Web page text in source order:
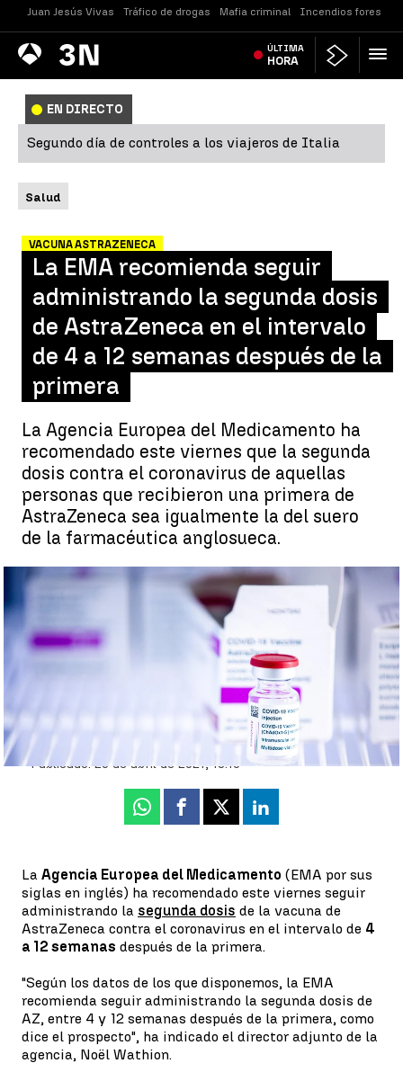
Juan Jesús Vivas Tráfico de drogas Mafia criminal Incendios
Antena
3 Noticias ÚLTIMA
HORA
EN DIRECTO
Segundo día de controles a los viajeros de Italia
Salud
VACUNA ASTRAZENECA
La EMA recomienda seguir
administrando la segunda dosis
de AstraZeneca en el intervalo
de 4 a 12 semanas después de la
primera
La Agencia Europea del Medicamento ha
recomendado este viernes que la segunda
dosis contra el coronavirus de aquellas
personas que recibieron una primera de
AstraZeneca sea igualmente la del suero
de la farmacéutica anglosueca.
La EMA recomienda seguir administrando la segunda dosis de
AstraZeneca en el intervalo de 4 a 12 semanas después de la
primera |
Actualizado:
23 de abril de 2021, 21:24
Publicado:23 de abril de 2021, 16:10
Whatsapp
Facebook
X Linkedin
La Agencia Europea del Medicamento (EMA por sus
siglas en inglés) ha recomendado este viernes seguir
administrando la segunda dosis de la vacuna de
AstraZeneca contra el coronavirus en el intervalo de 4
a 12 semanas después de la primera.
"Según los datos de los que disponemos, la EMA
recomienda seguir administrando la segunda dosis de
AZ, entre 4 y 12 semanas después de la primera, como
dice el prospecto", ha indicado el director adjunto de la
agencia, Noël Wathion.